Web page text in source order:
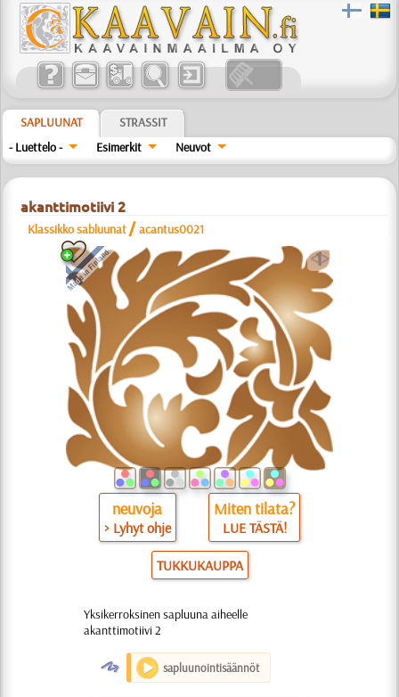
SAPLUUNAT
STRASSIT
- Luettelo -
Esimerkit Neuvot
akanttimotiivi 2
Klassikko sabluunat /acantus0021
a
neuvoja
> Lyhyt ohje
Miten tilata?
LUE TÄSTÄ!
TUKKUKAUPPA
Yksikerroksinen sapluuna aiheelle
akanttimotiivi 2
O sapluunointisäännöt